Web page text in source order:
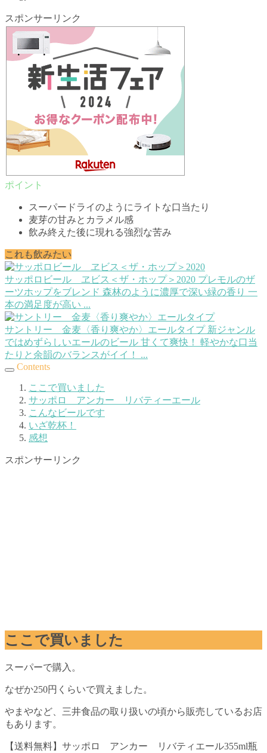
スポンサーリンク
スーパードライのようにライトな口当たり
麦芽の甘みとカラメル感
飲み終えた後に現れる強烈な苦み
これも飲みたい
サッポロビール ヱビス＜ザ・ホップ＞2020 プレモルのザ
ーツホップをブレンド 森林のように濃厚で深い緑の香り 一
本の満足度が高い ...
サントリー 金麦〈香り爽やか〉エールタイプ新ジャンル
ではめずらしいエールのビール 甘くて爽快！ 軽やかな口当
たりと余韻のバランスがイイ！ ...
Contents
ここで買いました
サッポロ アンカー リバティーエール
こんなビールです
いざ乾杯！
感想
スポンサーリンク
ここで買いました
スーパーで購入。
なぜか250円くらいで買えました。
やまやなど、三井食品の取り扱いの頃から販売しているお店
もあります。
【送料無料】サッポロ アンカー リバティエール355ml瓶